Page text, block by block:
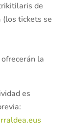
de
(los tickets se
la
es